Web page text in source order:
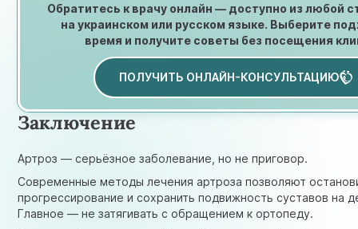
Обратитесь к врачу онлайн — доступно из любой
на украинском или русском языке. Выберите
время и получите советы без посещения
ПОЛУЧИТЬ ОНЛАЙН-КОНСУЛЬТАЦИЮ
Заключение
Артроз — серьёзное заболевание, но не приговор.
Современные методы лечения артроза позволяют
прогрессирование и сохранить подвижность суставов на
Главное — не затягивать с обращением к ортопеду.